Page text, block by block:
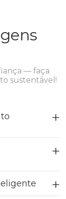
— faça
sustentável!